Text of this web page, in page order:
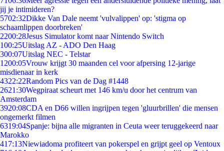
jij je intimideren?
5702:32Dikke Van Dale neemt 'vulvalippen' op: 'stigma op
schaamlippen doorbreken'
2200:28Jesus Simulator komt naar Nintendo Switch
100:25Uitslag AZ - ADO Den Haag
300:07Uitslag NEC - Telstar
1200:05Vrouw krijgt 30 maanden cel voor afpersing 12-jarige
misdienaar in kerk
4322:22Random Pics van de Dag #1448
2621:30Wegpiraat scheurt met 146 km/u door het centrum van
Amsterdam
3920:08CDA en D66 willen ingrijpen tegen 'gluurbrillen' die mensen
ongemerkt filmen
6319:04Spanje: bijna alle migranten in Ceuta weer teruggekeerd naar
Marokko
417:13Niewiadoma profiteert van pokerspel en grijpt geel op Ventoux